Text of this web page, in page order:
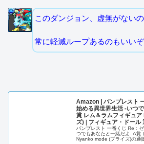
このダンジョン、虚無がない
常に軽減ループあるのもいいぞ
Amazon | バンプレスト
始める異世界生活 -いつ
賞 レム＆ラムフィギュ
ズ) | フィギュア・ドール
バンプレスト 一番くじ Re：
つでもあなたと一緒だよ- A賞
Nyanko mode (プライズ)の通